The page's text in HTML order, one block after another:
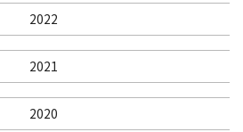
2022
2021
2020